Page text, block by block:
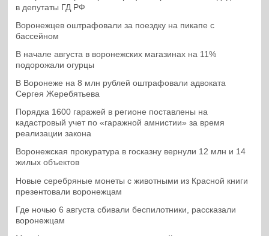
в депутаты ГД РФ
Воронежцев оштрафовали за поездку на пикапе с
бассейном
В начале августа в воронежских магазинах на 11%
подорожали огурцы
В Воронеже на 8 млн рублей оштрафовали адвоката
Сергея Жеребятьева
Порядка 1600 гаражей в регионе поставлены на
кадастровый учет по «гаражной амнистии» за время
реализации закона
Воронежская прокуратура в госказну вернули 12 млн и 14
жилых объектов
Новые серебряные монеты с животными из Красной книги
презентовали воронежцам
Где ночью 6 августа сбивали беспилотники, рассказали
воронежцам